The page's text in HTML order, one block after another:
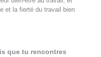
et la fierté du travail bien
que tu rencontres